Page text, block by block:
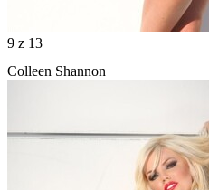
9 z 13
Colleen Shannon